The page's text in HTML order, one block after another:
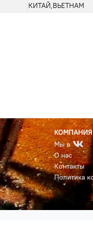
КИТАЙ,ВЬЕТНАМ
КОМПАНИЯ
Мы в
О нас
Контакты
Политика